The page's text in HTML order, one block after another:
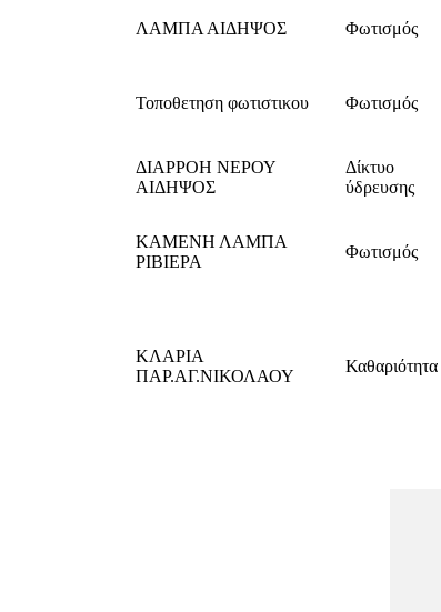
ΛΑΜΠΑ ΑΙΔΗΨΟΣ Φωτισμός
Τοποθετηση φωτιστικου Φωτισμός
ΔΙΑΡΡΟΗ ΝΕΡΟΥ
ΑΙΔΗΨΟΣ
Δίκτυο
ύδρευσης
ΚΑΜΕΝΗ ΛΑΜΠΑ
ΡΙΒΙΕΡΑ
Φωτισμός
ΚΛΑΡΙΑ
ΠΑΡ.ΑΓ.ΝΙΚΟΛΑΟΥ
Καθαριότητα